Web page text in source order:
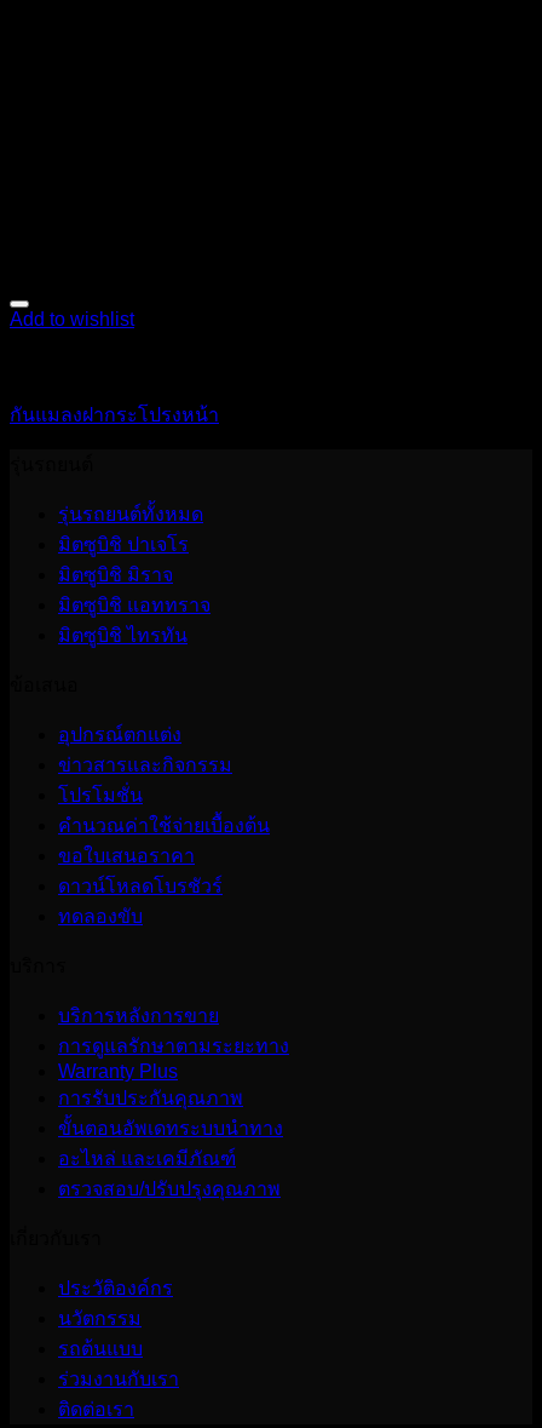
Add to wishlist
กันแมลงฝากระโปรงหน้า
รุ่นรถยนต์ทั้งหมด
มิตซูบิชิ ปาเจโร
มิตซูบิชิ มิราจ
มิตซูบิชิ แอททราจ
มิตซูบิชิ ไทรทัน
อุปกรณ์ตกแต่ง
ข่าวสารและกิจกรรม
โปรโมชั่น
คำนวณค่าใช้จ่ายเบื้องต้น
ขอใบเสนอราคา
ดาวน์โหลดโบรชัวร์
ทดลองขับ
บริการหลังการขาย
การดูแลรักษาตามระยะทาง
Warranty Plus
การรับประกันคุณภาพ
ขั้นตอนอัพเดทระบบนำทาง
อะไหล่ และเคมีภัณฑ์
ตรวจสอบ/ปรับปรุงคุณภาพ
ประวัติองค์กร
นวัตกรรม
รถต้นแบบ
ร่วมงานกับเรา
ติดต่อเรา